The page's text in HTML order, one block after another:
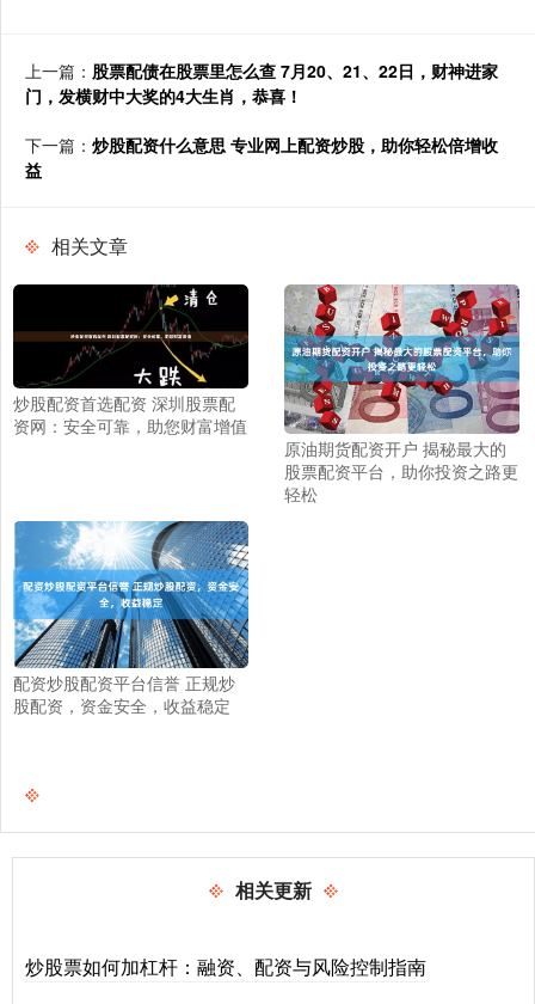
上一篇： 股票配债在股票里怎么查 7月20、21、22日，财神进家
门，发横财中大奖的4大生肖，恭喜！
下一篇： 炒股配资什么意思 专业网上配资炒股，助你轻松倍增收
益
相关文章
炒股配资首选配资 深圳股票配
资网：安全可靠，助您财富增值
原油期货配资开户 揭秘最大的
股票配资平台，助你投资之路更
轻松
配资炒股配资平台信誉 正规炒
股配资，资金安全，收益稳定
相关更新
炒股票如何加杠杆：融资、配资与风险控制指南